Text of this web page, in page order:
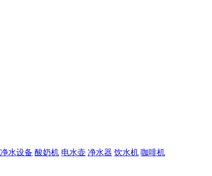
净水设备 酸奶机 电水壶 净水器 饮水机 咖啡机